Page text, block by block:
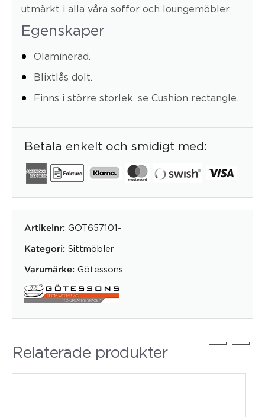
utmärkt i alla våra soffor och loungemöbler.
Egenskaper
Olaminerad.
Blixtlås dolt.
Finns i större storlek, se Cushion rectangle.
Betala enkelt och smidigt med:
Artikelnr: GOT657101-
Kategori: Sittmöbler
Varumärke: Götessons
Relaterade produkter